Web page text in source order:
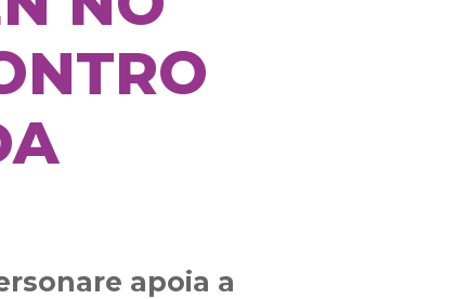
apoia a